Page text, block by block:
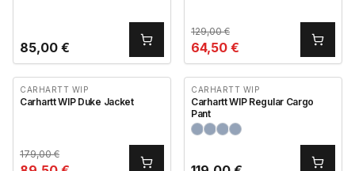
85,00 €
129,00€
64,50 €
CARHARTT WIP
Carhartt WIP Duke Jacket
179,00€
CARHARTT WIP
Carhartt WIP Regular Cargo
Pant